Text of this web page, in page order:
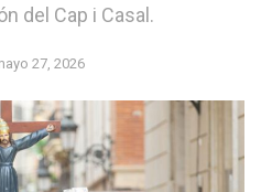
del Cap i Casal.
27, 2026